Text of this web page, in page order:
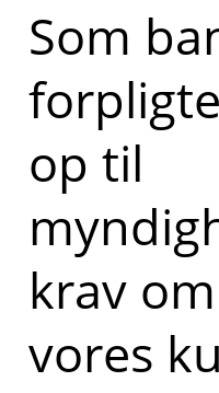
Som
op til
krav
vores